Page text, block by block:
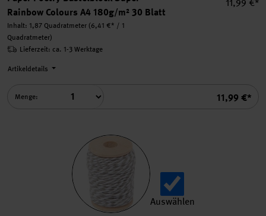
Rainbow Colours A4 180g/m² 30 Blatt
Inhalt: 1,87 Quadratmeter (6,41 €* / 1
Quadratmeter)
Summe
11,99 €*
Lieferzeit: ca. 1-3 Werktage
Artikeldetails
Menge:
Auswählen